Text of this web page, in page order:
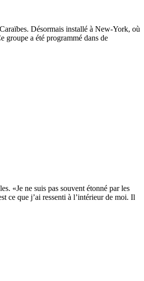
Désormais installé à New-York, où
groupe a été programmé dans de
«Je ne suis pas souvent étonné par les
ce que j’ai ressenti à l’intérieur de moi. Il